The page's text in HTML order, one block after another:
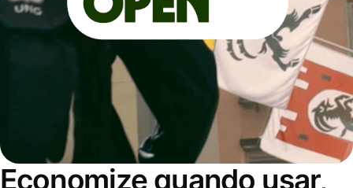
Economize quando usar,